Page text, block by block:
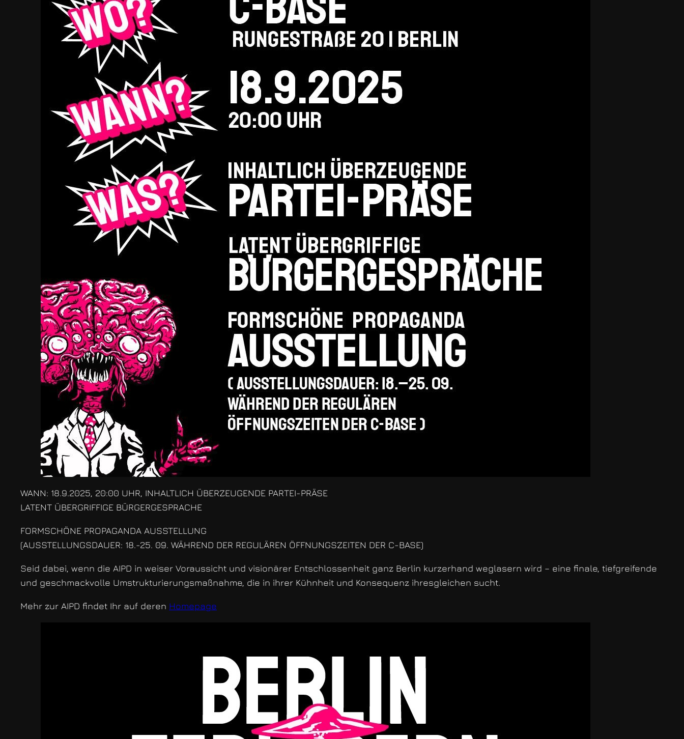
WANN: 18.9.2025, 20:00 UHR, INHALTLICH ÜBERZEUGENDE PARTEI-PRÄSE
LATENT ÜBERGRIFFIGE BÜRGERGESPRACHE
FORMSCHÖNE PROPAGANDA AUSSTELLUNG
(AUSSTELLUNGSDAUER: 18.-25. 09. WÄHREND DER REGULÄREN ÖFFNUNGSZEITEN DER C-BASE)
Seid dabei, wenn die AIPD in weiser Voraussicht und visionärer Entschlossenheit ganz Berlin kurzerhand weglasern wird – eine finale, tiefgreifende
und geschmackvolle Umstrukturierungsmaßnahme, die in ihrer Kühnheit und Konsequenz ihresgleichen sucht.
Mehr zur AIPD findet Ihr auf deren Homepage